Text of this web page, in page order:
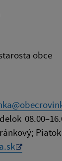
obce
Piatok